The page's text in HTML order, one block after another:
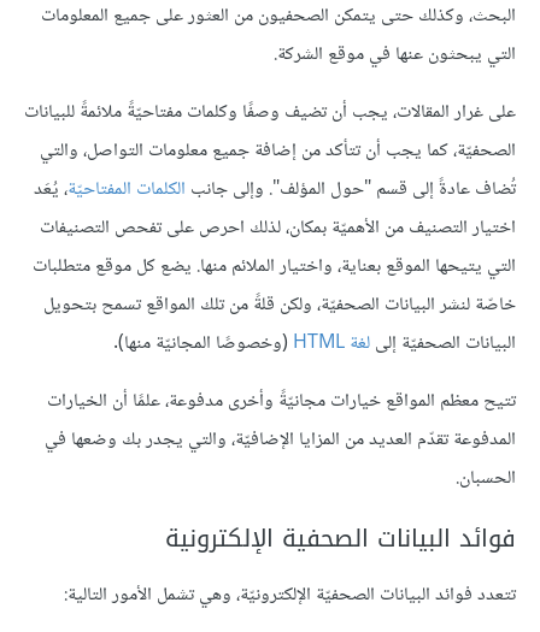
البحث، وكذلك حتى يتمكن الصحفيون من العثور على جميع المعلومات
التي يبحثون عنها في موقع الشركة.
على غرار المقالات، يجب أن تضيف وصفًا وكلمات مفتاحيّةً ملائمةً للبيانات
الصحفيّة، كما يجب أن تتأكد من إضافة جميع معلومات التواصل، والتي
تُضاف عادةً إلى قسم "حول المؤلف". وإلى جانب الكلمات المفتاحيّة، يُعَد
اختيار التصنيف من الأهميّة بمكان، لذلك احرص على تفحص التصنيفات
التي يتيحها الموقع بعناية، واختيار الملائم منها. يضع كل موقع متطلبات
خاصّة لنشر البيانات الصحفيّة، ولكن قلةً من تلك المواقع تسمح بتحويل
البيانات الصحفيّة إلىلغة HTML
(وخصوصًا المجانيّة منها).
تتيح معظم المواقع خيارات مجانيّةً وأخرى مدفوعة، علمًا أن الخيارات
المدفوعة تقدّم العديد من المزايا الإضافيّة، والتي يجدر بك وضعها في
الحسبان.
فوائد البيانات الصحفية الإلكترونية
تتعدد فوائد البيانات الصحفيّة الإلكترونيّة، وهي تشمل الأمور التالية: